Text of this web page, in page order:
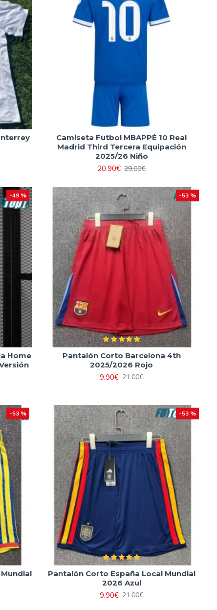
Camiseta Futbol MBAPPÉ 10 Real
Madrid Third Tercera Equipación
2025/26 Niño
20.90€ 29.00€
-49 %
Home
-53 %
Pantalón Corto Barcelona 4th
2025/2026 Rojo
9.90€ 21.00€
-53 % -53 %
Pantalón Corto España Local Mundial
2026 Azul
9.90€ 21.00€